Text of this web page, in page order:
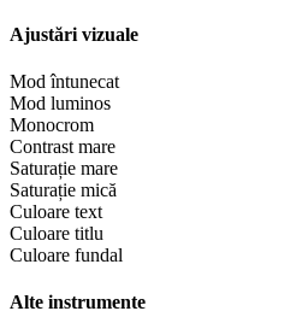
Ajustări vizuale
Mod întunecat
Mod luminos
Monocrom
Contrast mare
Saturație mare
Saturație mică
Culoare text
Culoare titlu
Culoare fundal
Alte instrumente